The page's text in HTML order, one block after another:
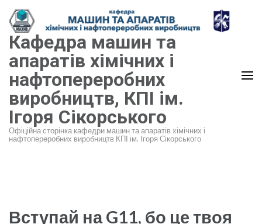
Перейти
до
вмісту
(натисніть
Enter)
Кафедра машин та
апаратів хімічних і
нафтопереробних
виробництв, КПІ ім.
Ігоря Сікорського
Офіційна сторінка кафедри машин та апаратів хімічних і
нафтопереробних виробництв КПІ ім. Ігоря Сікорського
Вступай на G11, бо це твоя